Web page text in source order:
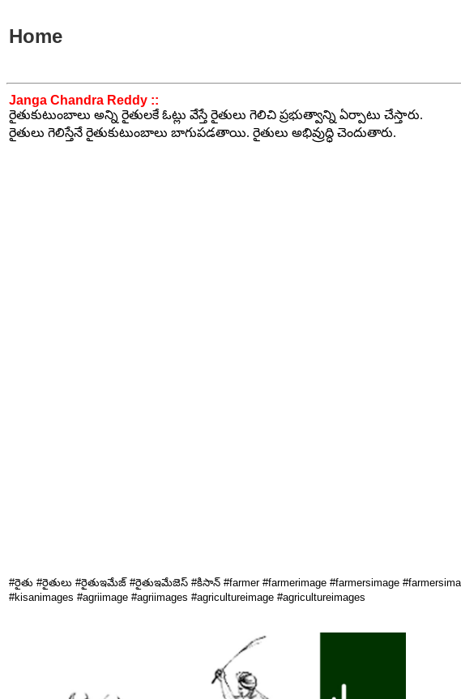
Home
Janga Chandra Reddy ::
రైతుకుటుంబాలు అన్ని రైతులకే ఓట్లు వేస్తే రైతులు గెలిచి ప్రభుత్వాన్ని ఏర్పాటు చేస్తారు.
రైతులు గెలిస్తేనే రైతుకుటుంబాలు బాగుపడతాయి. రైతులు అభివ్రుద్ధి చెందుతారు.
#రైతు #రైతులు #రైతుఇమేజ్ #రైతుఇమేజెస్ #కిసాన్ #farmer #farmerimage #farmersimage
#kisanimages #agriimage #agriimages #agricultureimage #agricultureimages